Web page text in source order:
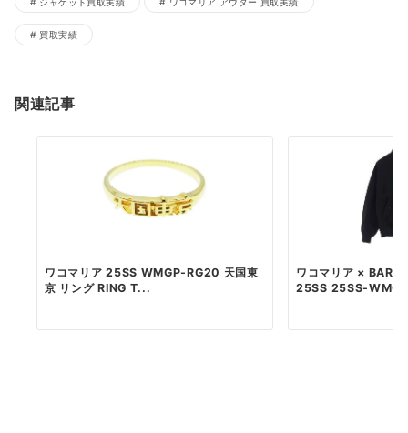
買取実績
関連記事
ワコマリア 25SS WMGP-RG20 天国東
京 リング RING T...
ワコマリア ×
25SS 25SS-